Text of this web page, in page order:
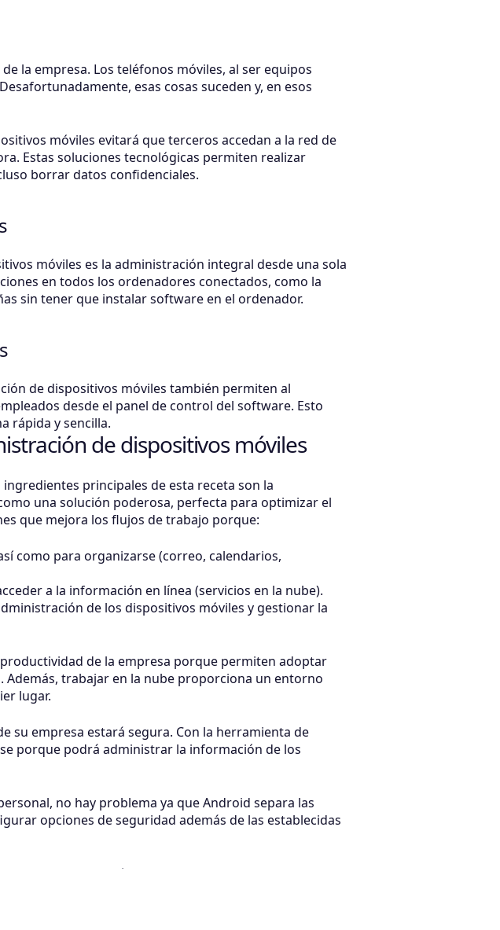
la empresa. Los teléfonos móviles, al ser equipos
esas cosas suceden y, en esos
móviles evitará que terceros accedan a la red de
Estas soluciones tecnológicas permiten realizar
borrar datos confidenciales.
móviles es la administración integral desde una sola
en todos los ordenadores conectados, como la
sin tener que instalar software en el ordenador.
de dispositivos móviles también permiten al
desde el panel de control del software. Esto
rápida y sencilla.
de dispositivos móviles
principales de esta receta son la
una solución poderosa, perfecta para optimizar el
que mejora los flujos de trabajo porque:
como para organizarse (correo, calendarios,
a la información en línea (servicios en la nube).
de los dispositivos móviles y gestionar la
de la empresa porque permiten adoptar
trabajar en la nube proporciona un entorno
lugar.
su empresa estará segura. Con la herramienta de
porque podrá administrar la información de los
no hay problema ya que Android separa las
opciones de seguridad además de las establecidas
es una solución muy completa. En GB podemos